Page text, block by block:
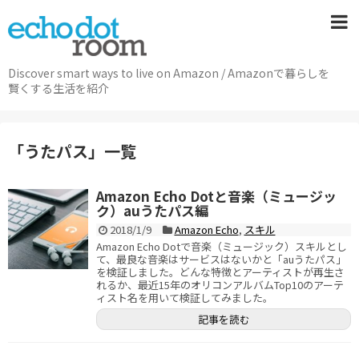
Discover smart ways to live on Amazon / Amazonで暮らしを
賢くする生活を紹介
「うたパス」 一覧
Amazon Echo Dotと音楽（ミュージッ
ク）auうたパス編
2018/1/9 Amazon Echo, スキル
Amazon Echo Dotで音楽（ミュージック）スキルとし
て、最良な音楽はサービスはないかと「auうたパス」
を検証しました。どんな特徴とアーティストが再生さ
れるか、最近15年のオリコンアルバムTop10のアーテ
ィスト名を用いて検証してみました。
記事を読む